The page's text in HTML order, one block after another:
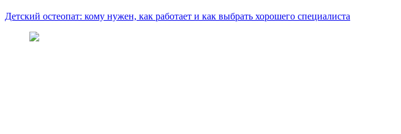
Детский остеопат: кому нужен, как работает и как выбрать хорошего специалиста